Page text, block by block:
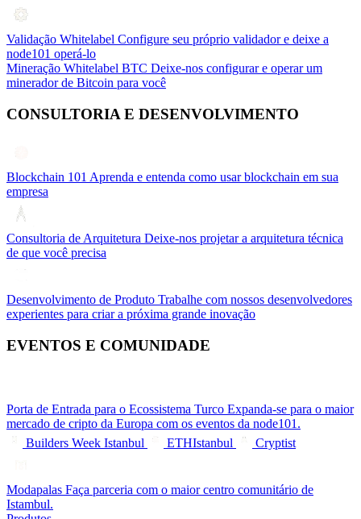
Validação Whitelabel Configure seu próprio validador e deixe a
node101 operá-lo
Mineração Whitelabel BTC Deixe-nos configurar e operar um
minerador de Bitcoin para você
CONSULTORIA E DESENVOLVIMENTO
Blockchain 101 Aprenda e entenda como usar blockchain em sua
empresa
Consultoria de Arquitetura Deixe-nos projetar a arquitetura técnica
de que você precisa
Desenvolvimento de Produto Trabalhe com nossos desenvolvedores
experientes para criar a próxima grande inovação
EVENTOS E COMUNIDADE
Porta de Entrada para o Ecossistema Turco Expanda-se para o maior
mercado de cripto da Europa com os eventos da node101.
Builders Week Istanbul
ETHIstanbul Cryptist
Modapalas Faça parceria com o maior centro comunitário de
Istambul.